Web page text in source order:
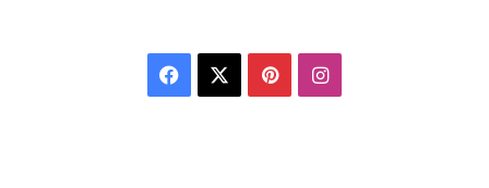
Facebook PinterestInstagram